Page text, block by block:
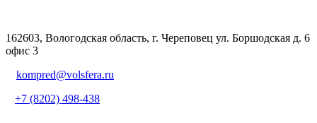
162603, Вологодская область, г. Череповец ул. Боршодская д. 6
офис 3
kompred@volsfera.ru
+7 (8202) 498-438